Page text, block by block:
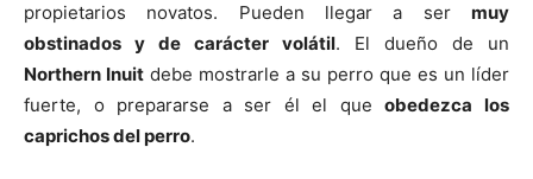
propietarios novatos. Pueden llegar a ser muy
obstinados y de carácter volátil. El dueño de un
Northern Inuit debe mostrarle a su perro que es un líder
fuerte, o prepararse a ser él el queobedezca los
caprichos del perro.